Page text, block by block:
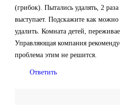
(грибок). Пытались удалять, 2
выступает. Подскажите как можно
удалить. Комната детей,
Управляющая компания
проблема этим не решится.
Ответить